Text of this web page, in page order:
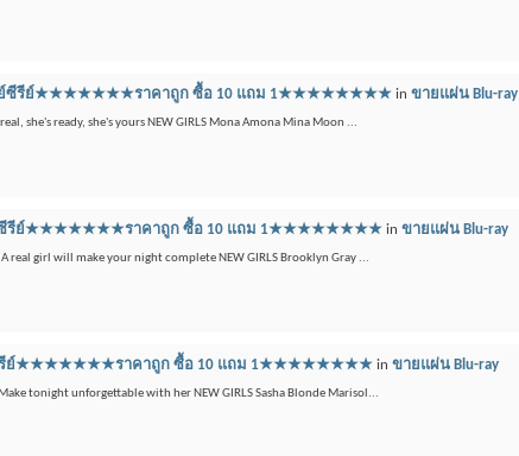
รย์ซีรีย์★★★★★★★ราคาถูก ซื้อ 10 แถม 1★★★★★★★★ in ขายแผ่น Blu-ray
she's ready, she's yours NEW GIRLS Mona Amona Mina Moon ...
รย์ซีรีย์★★★★★★★ราคาถูก ซื้อ 10 แถม 1★★★★★★★★ in ขายแผ่น Blu-ray
girl will make your night complete NEW GIRLS Brooklyn Gray ...
ย์ซีรีย์★★★★★★★ราคาถูก ซื้อ 10 แถม 1★★★★★★★★ in ขายแผ่น Blu-ray
tonight unforgettable with her NEW GIRLS Sasha Blonde Marisol...